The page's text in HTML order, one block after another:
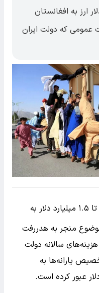
ارز به افغانستان
عمومی که دولت ایران
افغان‌ها سالانه بین ۱ تا ۱.۵ میلیارد دلار به
منجر به هدررفت
سالانه دولت
یارانه‌ها به